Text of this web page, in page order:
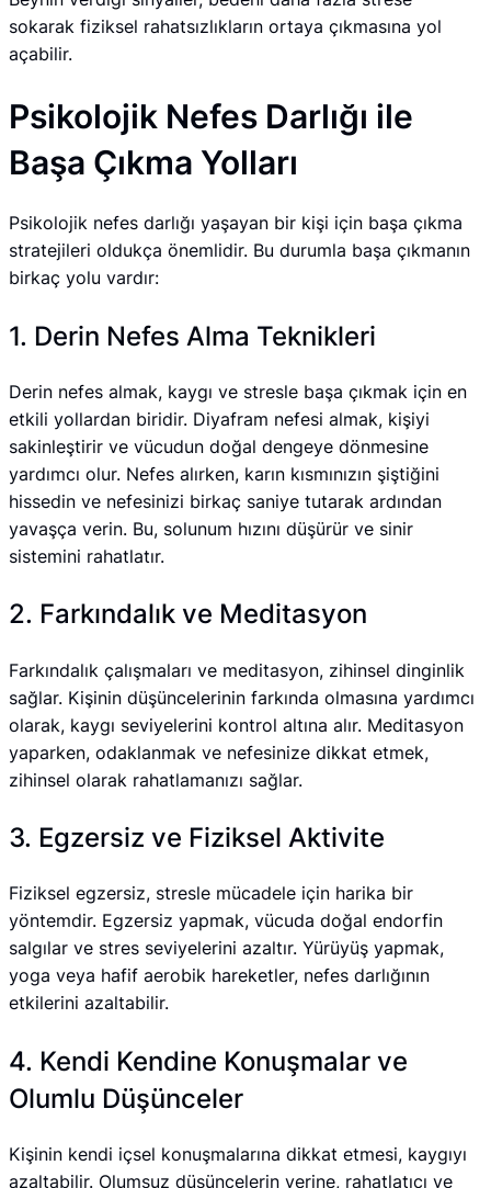
sokarak fiziksel rahatsızlıkların ortaya çıkmasına yol
açabilir.
Psikolojik Nefes Darlığı ile
Başa Çıkma Yolları
Psikolojik nefes darlığı yaşayan bir kişi için başa çıkma
stratejileri oldukça önemlidir. Bu durumla başa çıkmanın
birkaç yolu vardır:
1. Derin Nefes Alma Teknikleri
Derin nefes almak, kaygı ve stresle başa çıkmak için en
etkili yollardan biridir. Diyafram nefesi almak, kişiyi
sakinleştirir ve vücudun doğal dengeye dönmesine
yardımcı olur. Nefes alırken, karın kısmınızın şiştiğini
hissedin ve nefesinizi birkaç saniye tutarak ardından
yavaşça verin. Bu, solunum hızını düşürür ve sinir
sistemini rahatlatır.
2. Farkındalık ve Meditasyon
Farkındalık çalışmaları ve meditasyon, zihinsel dinginlik
sağlar. Kişinin düşüncelerinin farkında olmasına yardımcı
olarak, kaygı seviyelerini kontrol altına alır. Meditasyon
yaparken, odaklanmak ve nefesinize dikkat etmek,
zihinsel olarak rahatlamanızı sağlar.
3. Egzersiz ve Fiziksel Aktivite
Fiziksel egzersiz, stresle mücadele için harika bir
yöntemdir. Egzersiz yapmak, vücuda doğal endorfin
salgılar ve stres seviyelerini azaltır. Yürüyüş yapmak,
yoga veya hafif aerobik hareketler, nefes darlığının
etkilerini azaltabilir.
4. Kendi Kendine Konuşmalar ve
Olumlu Düşünceler
Kişinin kendi içsel konuşmalarına dikkat etmesi, kaygıyı
azaltabilir. Olumsuz düşüncelerin yerine, rahatlatıcı ve